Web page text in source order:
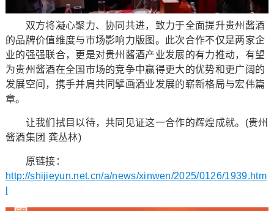
双方将凝心聚力、协同共进，致力于全面提升贵州酱酒
的品牌价值维度与市场影响力版图。此次合作不仅是两家企
业的强强联合，更是对贵州酱酒产业发展的有力推动，有望
为贵州酱酒在全国市场的竞争中赢得更大的优势和更广阔的
发展空间，携手并肩共同擘画酒业发展的崭新格局与宏伟篇
章。
让我们拭目以待，共同见证这一合作的辉煌成就。(贵州
酱酒集团 龚丛林)
原链接：
http://shijieyun.net.cn/a/news/xinwen/2025/0126/1939.htm